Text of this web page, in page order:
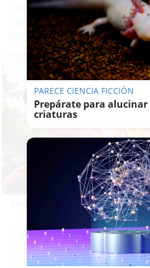
Campus de la
intervención de Carlos
presidente de Attac
Carlos Martínez García impartirá una
PARECE CIENCIA FICCIÓN
Prepárate para alucinar
criaturas